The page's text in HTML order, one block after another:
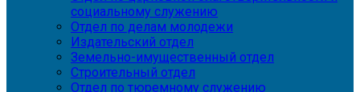
социальному служению
Отдел по делам молодежи
Издательский отдел
Земельно-имущественный отдел
Строительный отдел
Отдел по тюремному служению